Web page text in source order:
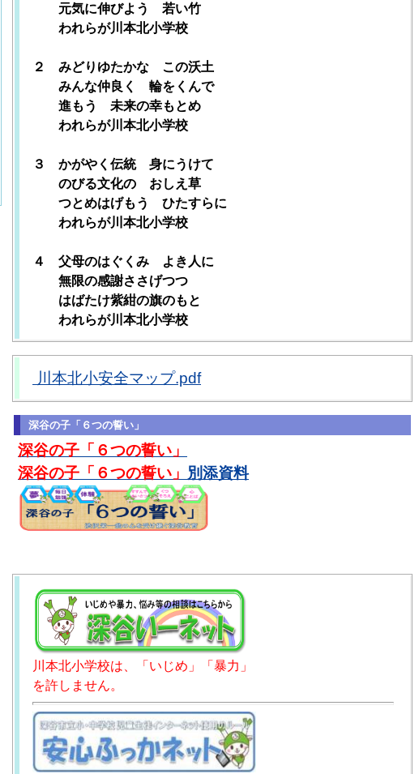
元気に伸びよう 若い竹
われらが川本北小学校
２ みどりゆたかな この沃土
みんな仲良く 輪をくんで
進もう 未来の幸もとめ
われらが川本北小学校
３ かがやく伝統 身にうけて
のびる文化の おしえ草
つとめはげもう ひたすらに
われらが川本北小学校
４ 父母のはぐくみ よき人に
無限の感謝ささげつつ
はばたけ紫紺の旗のもと
われらが川本北小学校
川本北小安全マップ.pdf
深谷の子「６つの誓い」
深谷の子「６つの誓い」
深谷の子「６つの誓い」 別添資料
川本北小学校は、「いじめ」「暴力」
を許しません。